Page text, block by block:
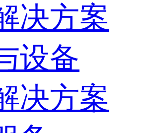
决方案
设备
决方案